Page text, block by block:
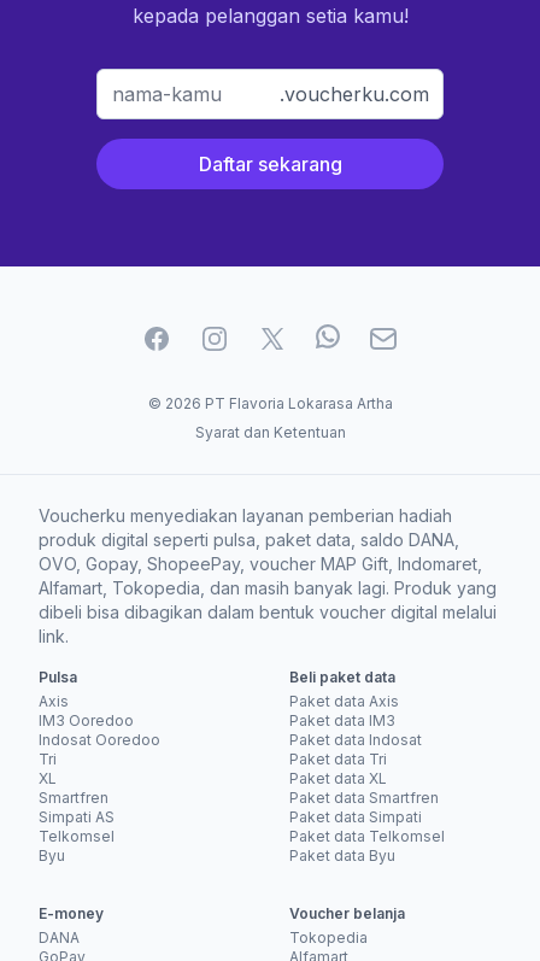
kepada pelanggan setia kamu!
.voucherku.com
Daftar sekarang
FacebookInstagramTwitterWhatApp
Email
© 2026 PT Flavoria Lokarasa Artha
Syarat dan Ketentuan
Voucherku menyediakan layanan pemberian hadiah
produk digital seperti pulsa, paket data, saldo DANA,
OVO, Gopay, ShopeePay, voucher MAP Gift, Indomaret,
Alfamart, Tokopedia, dan masih banyak lagi. Produk yang
dibeli bisa dibagikan dalam bentuk voucher digital melalui
link.
Pulsa
Axis
IM3 Ooredoo
Indosat Ooredoo
Tri
XL
Smartfren
Simpati AS
Telkomsel
Byu
Beli paket data
Paket data Axis
Paket data IM3
Paket data Indosat
Paket data Tri
Paket data XL
Paket data Smartfren
Paket data Simpati
Paket data Telkomsel
Paket data Byu
E-money
DANA
GoPay
Voucher belanja
Tokopedia
Alfamart